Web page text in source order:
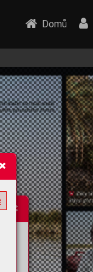
Domů